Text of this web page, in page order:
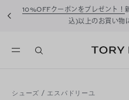
10%OFFクーポンをプレゼント！
込)以上のお買い物
シューズ / エスパドリーユ